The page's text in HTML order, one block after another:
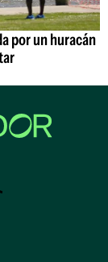
por un huracán